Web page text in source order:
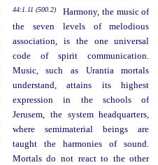
44:1.11 (500.2)
Harmony, the music of
the seven levels of melodious
association, is the one universal
code of spirit communication.
Music, such as Urantia mortals
understand, attains its highest
expression in the schools of
Jerusem, the system headquarters,
where semimaterial beings are
taught the harmonies of sound.
Mortals do not react to the other